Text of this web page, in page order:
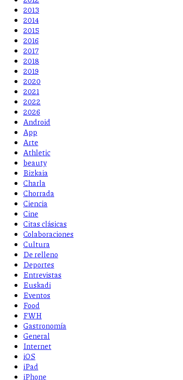
2013
2014
2015
2016
2017
2018
2019
2020
2021
2022
2026
Android
App
Arte
Athletic
beauty
Bizkaia
Charla
Chorrada
Ciencia
Cine
Citas clásicas
Colaboraciones
Cultura
De relleno
Deportes
Entrevistas
Euskadi
Eventos
Food
FWH
Gastronomía
General
Internet
iOS
iPad
iPhone